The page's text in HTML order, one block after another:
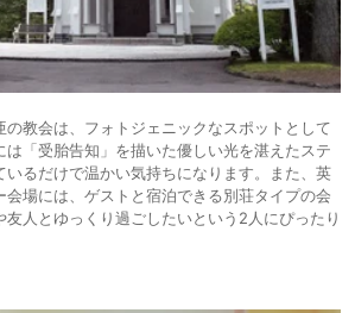
教会は、フォトジェニックなスポットとして
は「受胎告知」を描いた優しい光を湛えたステ
いるだけで温かい気持ちになります。また、英
会場には、ゲストと宿泊できる別荘タイプの会
人とゆっくり過ごしたいという2人にぴったり